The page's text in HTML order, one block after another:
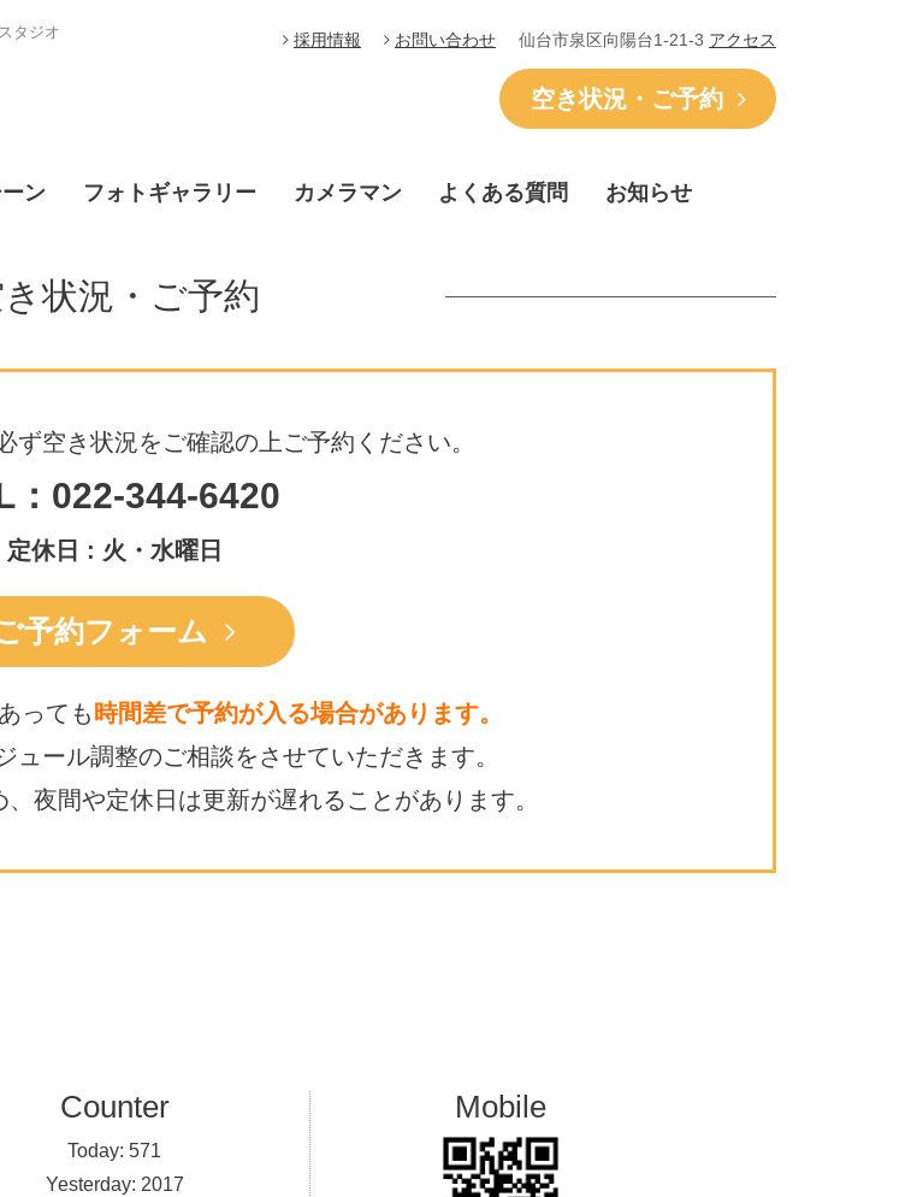
タジオ 採用情報 お問い合わせ 仙台市泉区向陽台1-21-3 アクセス
空き状況・ご予約
ン フォトギャラリー カメラマン よくある質問 お知らせ
状況・ご予約
ず空き状況をご確認の上ご予約ください。
：022-344-6420
定休日 : 火・水曜日
予約フォーム
っても 時間差で予約が入る場合があります。
ュール調整のご相談をさせていただきます。
夜間や定休日は更新が遅れることがあります。
Counter
Today:571
Yesterday: 2017
Mobile